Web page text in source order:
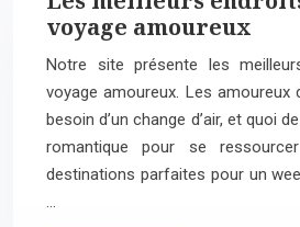
voyage amoureux
Notre site présente les
voyage amoureux. Les
besoin d’un change d’air, et quoi
romantique pour se
destinations parfaites pour un
…